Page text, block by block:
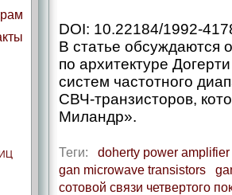
DOI: 10.22184/1992-
В статье обсуждаются
по архитектуре
систем частотного
СВЧ-транзисторов,
Миландр».
Теги: doherty power amplifier
gan microwave transistors
сотовой связи четвертого